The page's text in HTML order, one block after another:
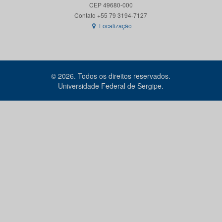
CEP 49680-000
Localização
© 2026. Todos os direitos reservados.
Universidade Federal de Sergipe.